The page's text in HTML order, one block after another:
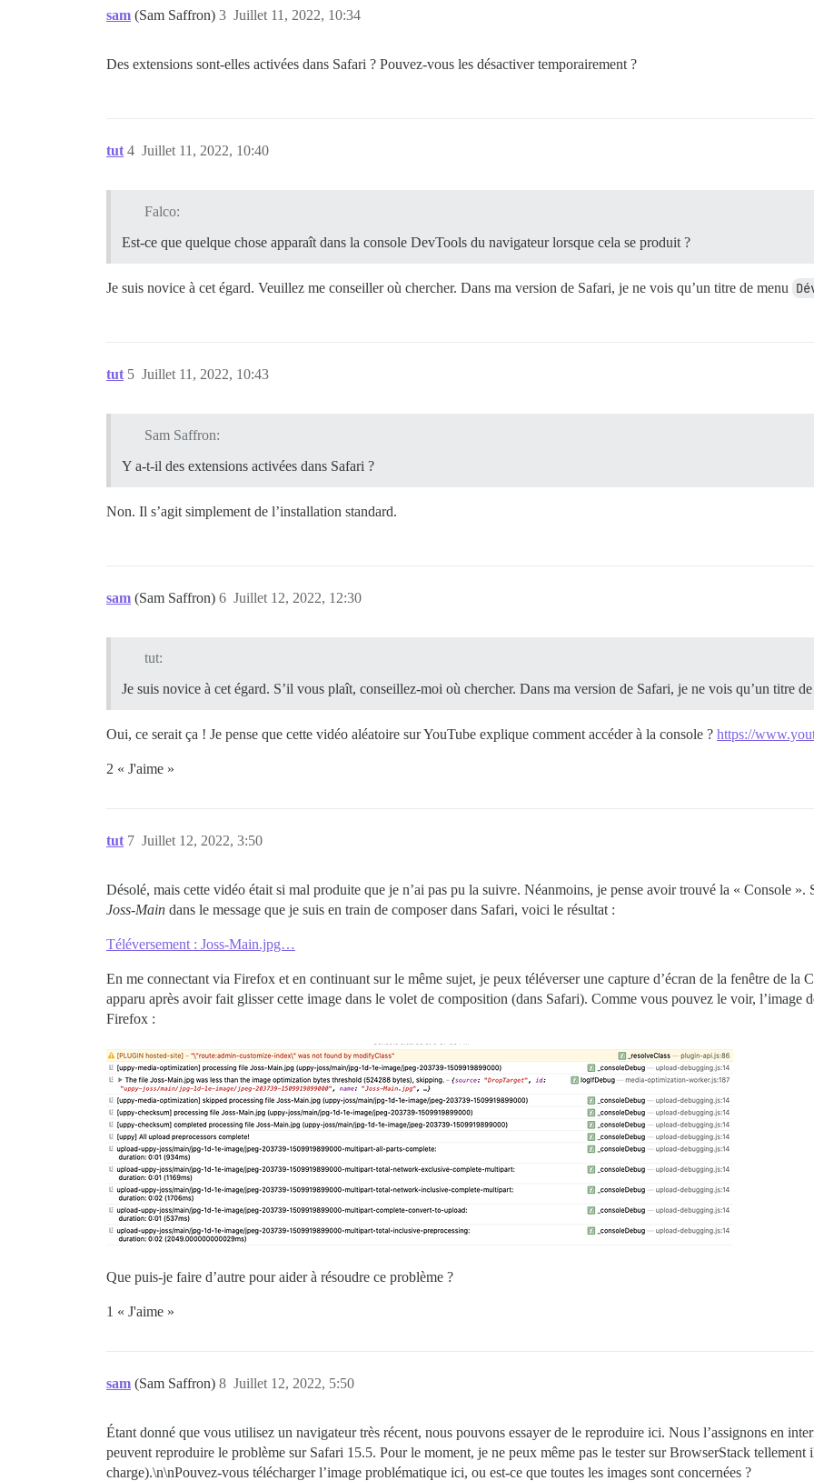
sam (Sam Saffron) Juillet 11, 2022, 10:34
3
Des extensions sont-elles activées dans Safari ? Pouvez-vous les désactiver temporairement ?
tut Juillet 11, 2022, 10:40
4
Falco:
Est-ce que quelque chose apparaît dans la console DevTools du navigateur lorsque cela se produit ?
Je suis novice à cet égard. Veuillez me conseiller où chercher. Dans ma version de Safari, je ne vois qu’un titre de menu
tut Juillet 11, 2022, 10:43
5
Sam Saffron:
Y a-t-il des extensions activées dans Safari ?
Non. Il s’agit simplement de l’installation standard.
sam (Sam Saffron) Juillet 12, 2022, 12:30
6
tut:
Je suis novice à cet égard. S’il vous plaît, conseillez-moi où chercher. Dans ma version de Safari, je ne vois qu’un titre
Oui, ce serait ça ! Je pense que cette vidéo aléatoire sur YouTube explique comment accéder à la console ? https://
2 « J'aime »
tut Juillet 12, 2022, 3:50
7
Désolé, mais cette vidéo était si mal produite que je n’ai pas pu la suivre. Néanmoins, je pense avoir trouvé la « Console ».
Joss-Main dans le message que je suis en train de composer dans Safari, voici le résultat :
Téléversement : Joss-Main.jpg…
En me connectant via Firefox et en continuant sur le même sujet, je peux téléverser une capture d’écran de la fenêtre de la
apparu après avoir fait glisser cette image dans le volet de composition (dans Safari). Comme vous pouvez le voir, l’image
Firefox :
Que puis-je faire d’autre pour aider à résoudre ce problème ?
1 « J'aime »
sam (Sam Saffron) Juillet 12, 2022, 5:50
8
Étant donné que vous utilisez un navigateur très récent, nous pouvons essayer de le reproduire ici. Nous l’assignons en
peuvent reproduire le problème sur Safari 15.5. Pour le moment, je ne peux même pas le tester sur BrowserStack tellement
charge).\n\nPouvez-vous télécharger l’image problématique ici, ou est-ce que toutes les images sont concernées ?